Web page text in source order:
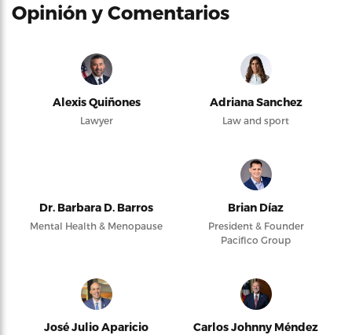
Opinión y Comentarios
Alexis Quiñones
Lawyer
Adriana Sanchez
Law and sport
Dr. Barbara D. Barros
Mental Health & Menopause
Brian Díaz
President & Founder
Pacifico Group
José Julio Aparicio
Carlos Johnny Méndez